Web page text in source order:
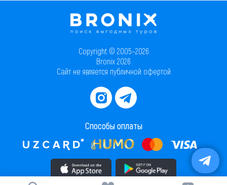
Copyright © 2005–2026
Bronix 2026
Сайт не является публичной офертой
Способы оплаты
Скачать приложение в AppStore Скачать приложение в PlayMarket